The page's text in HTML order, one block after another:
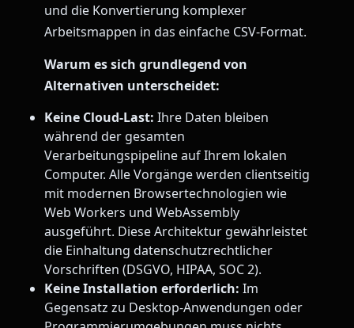
und die Konvertierung komplexer
Arbeitsmappen in das einfache CSV-Format.
Warum es sich grundlegend von
Alternativen unterscheidet:
Keine Cloud-Last: Ihre Daten bleiben
während der gesamten
Verarbeitungspipeline auf Ihrem lokalen
Computer. Alle Vorgänge werden clientseitig
mit modernen Browsertechnologien wie
Web Workers und WebAssembly
ausgeführt. Diese Architektur gewährleistet
die Einhaltung datenschutzrechtlicher
Vorschriften (DSGVO, HIPAA, SOC 2).
Keine Installation erforderlich: Im
Gegensatz zu Desktop-Anwendungen oder